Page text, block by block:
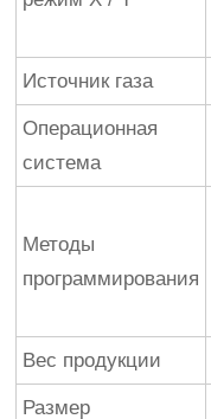
Источник газа
Операционная
система
Методы
программирования
Вес продукции
Размер